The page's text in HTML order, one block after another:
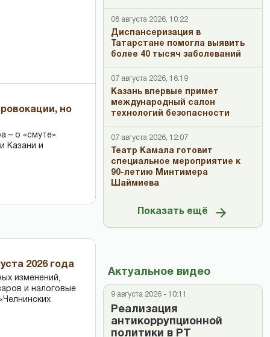
но
– о «смуте»
Казани и
2026 года
изменений,
и налоговые
08 августа 2026, 10:22
Диспансеризация в
Татарстане помогла выявить
более 40 тысяч заболеваний
07 августа 2026, 16:19
Казань впервые примет
международный салон
технологий безопасности
07 августа 2026, 12:07
Театр Камала готовит
специальное мероприятие к
90-летию Минтимера
Шаймиева
Показать ещё
Актуальное видео
9 августа 2026 - 10:11
Реализация
антикоррупционной
политики в РТ